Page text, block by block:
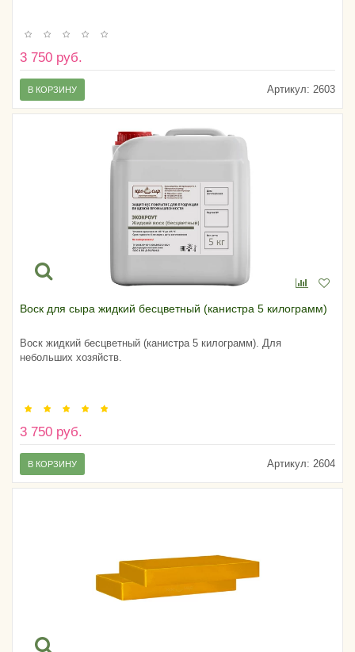
3 750 руб.
Артикул: 2603
В КОРЗИНУ
Воск для сыра жидкий бесцветный (канистра 5 килограмм)
Воск жидкий бесцветный (канистра 5 килограмм). Для
небольших хозяйств.
3 750 руб.
Артикул: 2604
В КОРЗИНУ